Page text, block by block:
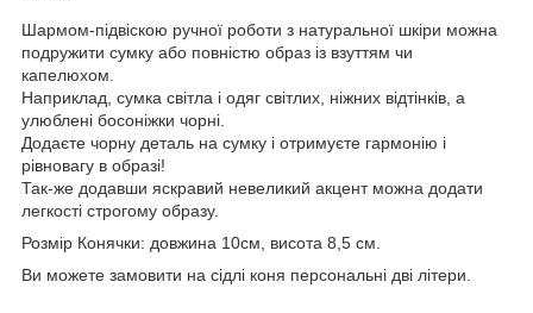
Шармом-підвіскою ручної роботи з натуральної шкіри можна
подружити сумку або повністю образ із взуттям чи
капелюхом.
Наприклад, сумка світла і одяг світлих, ніжних відтінків, а
улюблені босоніжки чорні.
Додаєте чорну деталь на сумку і отримуєте гармонію і
рівновагу в образі!
Так-же додавши яскравий невеликий акцент можна додати
легкості строгому образу.
Розмір Конячки: довжина 10см, висота 8,5 см.
Ви можете замовити на сідлі коня персональні дві літери.